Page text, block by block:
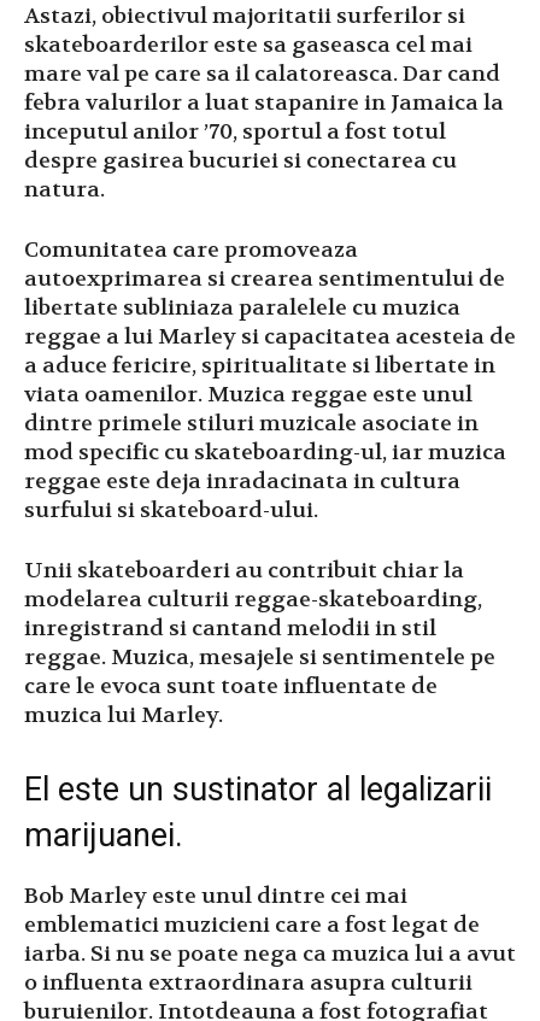
Astazi, obiectivul majoritatii surferilor si
skateboarderilor este sa gaseasca cel mai
mare val pe care sa il calatoreasca. Dar cand
febra valurilor a luat stapanire in Jamaica la
inceputul anilor ’70, sportul a fost totul
despre gasirea bucuriei si conectarea cu
natura.
Comunitatea care promoveaza
autoexprimarea si crearea sentimentului de
libertate subliniaza paralelele cu muzica
reggae a lui Marley si capacitatea acesteia de
a aduce fericire, spiritualitate si libertate in
viata oamenilor. Muzica reggae este unul
dintre primele stiluri muzicale asociate in
mod specific cu skateboarding-ul, iar muzica
reggae este deja inradacinata in cultura
surfului si skateboard-ului.
Unii skateboarderi au contribuit chiar la
modelarea culturii reggae-skateboarding,
inregistrand si cantand melodii in stil
reggae. Muzica, mesajele si sentimentele pe
care le evoca sunt toate influentate de
muzica lui Marley.
El este un sustinator al legalizarii
marijuanei.
Bob Marley este unul dintre cei mai
emblematici muzicieni care a fost legat de
iarba. Si nu se poate nega ca muzica lui a avut
o influenta extraordinara asupra culturii
buruienilor. Intotdeauna a fost fotografiat